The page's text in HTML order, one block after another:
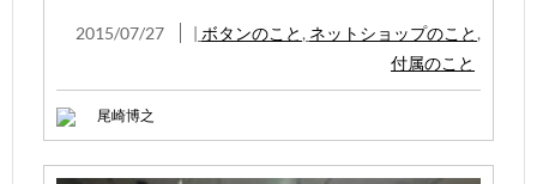
2015/07/27 | ボタンのこと , ネットショップのこと ,
付属のこと
尾崎博之